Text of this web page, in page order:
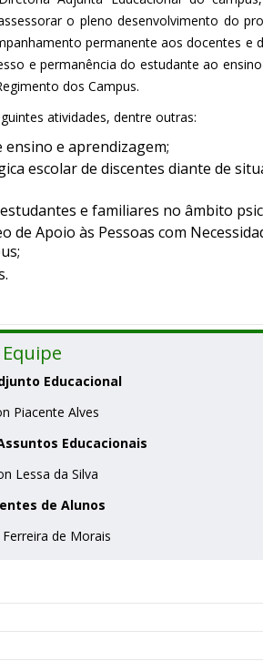
o pleno desenvolvimento do
permanente aos docentes e
e permanência do estudante ao
dos Campus.
atividades, dentre outras:
e aprendizagem;
escolar de discentes diante de
e familiares no âmbito
de Apoio às Pessoas com
Equipe
Educacional
Piacente Alves
Educacionais
Lessa da Silva
de Alunos
de Morais